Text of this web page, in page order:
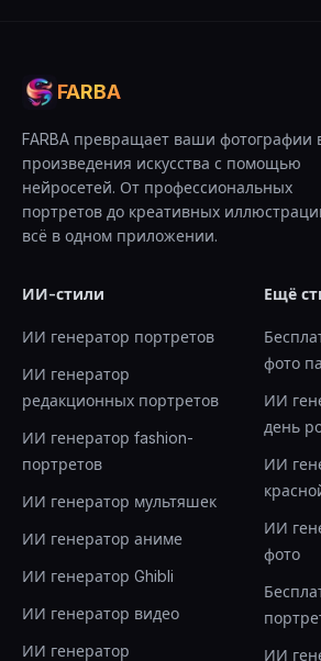
FARBA
FARBA превращает ваши фотографии
произведения искусства с помощью
нейросетей. От профессиональных
портретов до креативных
всё в одном приложении.
ИИ-стили
ИИ генератор портретов
ИИ генератор
редакционных портретов
ИИ генератор fashion-
портретов
ИИ генератор мультяшек
ИИ генератор аниме
ИИ генератор Ghibli
ИИ генератор видео
ИИ генератор
Ещё
фото
ИИ
день
ИИ
ИИ
фото
ИИ